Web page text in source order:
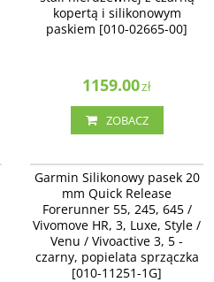
kopertą i silikonowym
paskiem [010-02665-00]
1159.00zł
ZOBACZ
Garmin Silikonowy pasek 20
mm Quick Release
Forerunner 55, 245, 645 /
Vivomove HR, 3, Luxe, Style /
Venu / Vivoactive 3, 5 -
czarny, popielata sprzączka
[010-11251-1G]